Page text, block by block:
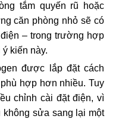
tắm quyến rũ hoặc
căn phòng nhỏ sẽ có
– trong trường hợp
kiến ​​này.
được lắp đặt cách
hợp hơn nhiều. Tuy
chỉnh cài đặt điện, vì
sửa sang lại một